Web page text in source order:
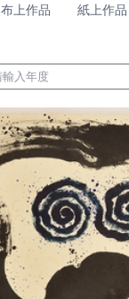
布上作品 紙上作品